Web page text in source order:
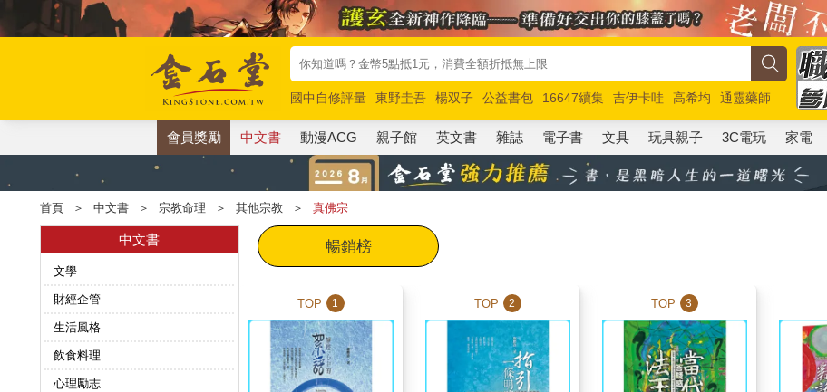
國中自修評量 東野圭吾 楊双子 公益書包 16647續集 吉伊卡哇 高希均
通靈藥師
唯紅花綻放
奧德賽 路邊攤新作 馬斯克 玩具總動員5 超慢跑
會員獎勵 中文書 動漫ACG 親子館 英文書 雜誌 電子書 文具 玩具親子 3C電玩 家電
首頁 ＞ 中文書 ＞ 宗教命理 ＞ 其他宗教 ＞ 真佛宗
中文書
文學
財經企管
生活風格
飲食料理
心理勵志
暢銷榜
TOP 1 TOP 2 TOP 3